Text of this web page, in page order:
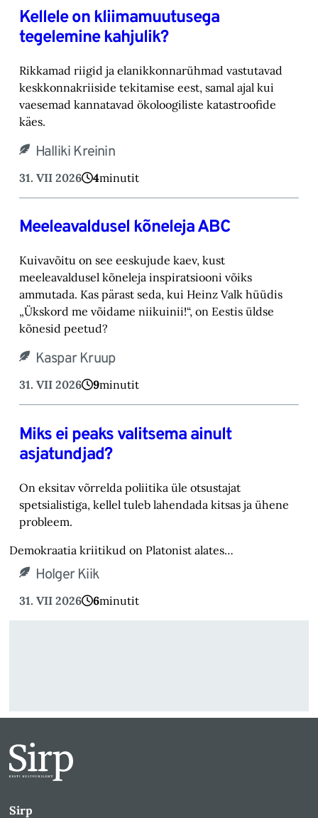
Kellele on kliimamuutusega
tegelemine kahjulik?
Rikkamad riigid ja elanikkonnarühmad vastutavad
keskkonnakriiside tekitamise eest, samal ajal kui
vaesemad kannatavad ökoloogiliste katastroofide
käes.
Halliki Kreinin
31. VII 2026 4minutit
Meeleavaldusel kõneleja ABC
Kuivavõitu on see eeskujude kaev, kust
meeleavaldusel kõneleja inspiratsiooni võiks
ammutada. Kas pärast seda, kui Heinz Valk hüüdis
„Ükskord me võidame niikuinii!“, on Eestis üldse
kõnesid peetud?
Kaspar Kruup
31. VII 2026 9minutit
Miks ei peaks valitsema ainult
asjatundjad?
On eksitav võrrelda poliitika üle otsustajat
spetsialistiga, kellel tuleb lahendada kitsas ja ühene
probleem.
Demokraatia kriitikud on Platonist alates…
Holger Kiik
31. VII 2026 6minutit
Sirp